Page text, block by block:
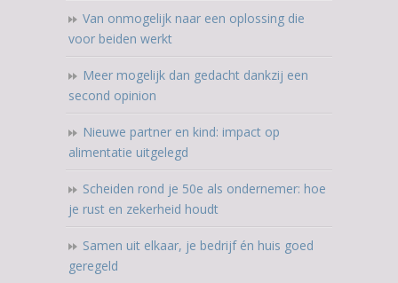
Van onmogelijk naar een oplossing die
voor beiden werkt
Meer mogelijk dan gedacht dankzij een
second opinion
Nieuwe partner en kind: impact op
alimentatie uitgelegd
Scheiden rond je 50e als ondernemer: hoe
je rust en zekerheid houdt
Samen uit elkaar, je bedrijf én huis goed
geregeld